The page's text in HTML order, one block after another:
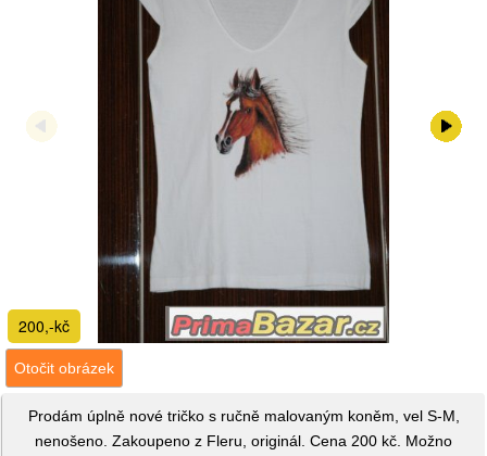
200,-kč
Otočit obrázek
Prodám úplně nové tričko s ručně malovaným koněm, vel S-M,
nenošeno. Zakoupeno z Fleru, originál. Cena 200 kč. Možno